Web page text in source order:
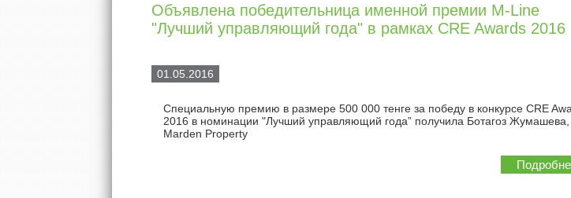
Объявлена победительница именной премии M-Line
"Лучший управляющий года" в рамках CRE Awards 2016
01.05.2016
Специальную премию в размере 500 000 тенге за победу в конкурсе CRE
2016 в номинации "Лучший управляющий года” получила Ботагоз Жумашева,
Marden Property